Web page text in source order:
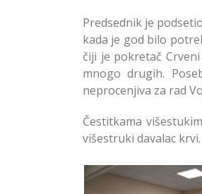
Predsednik je
kada je god bilo
čiji je pokretač
mnogo drugih.
neprocenjiva za rad
Čestitkama
višestruki davalac krvi.